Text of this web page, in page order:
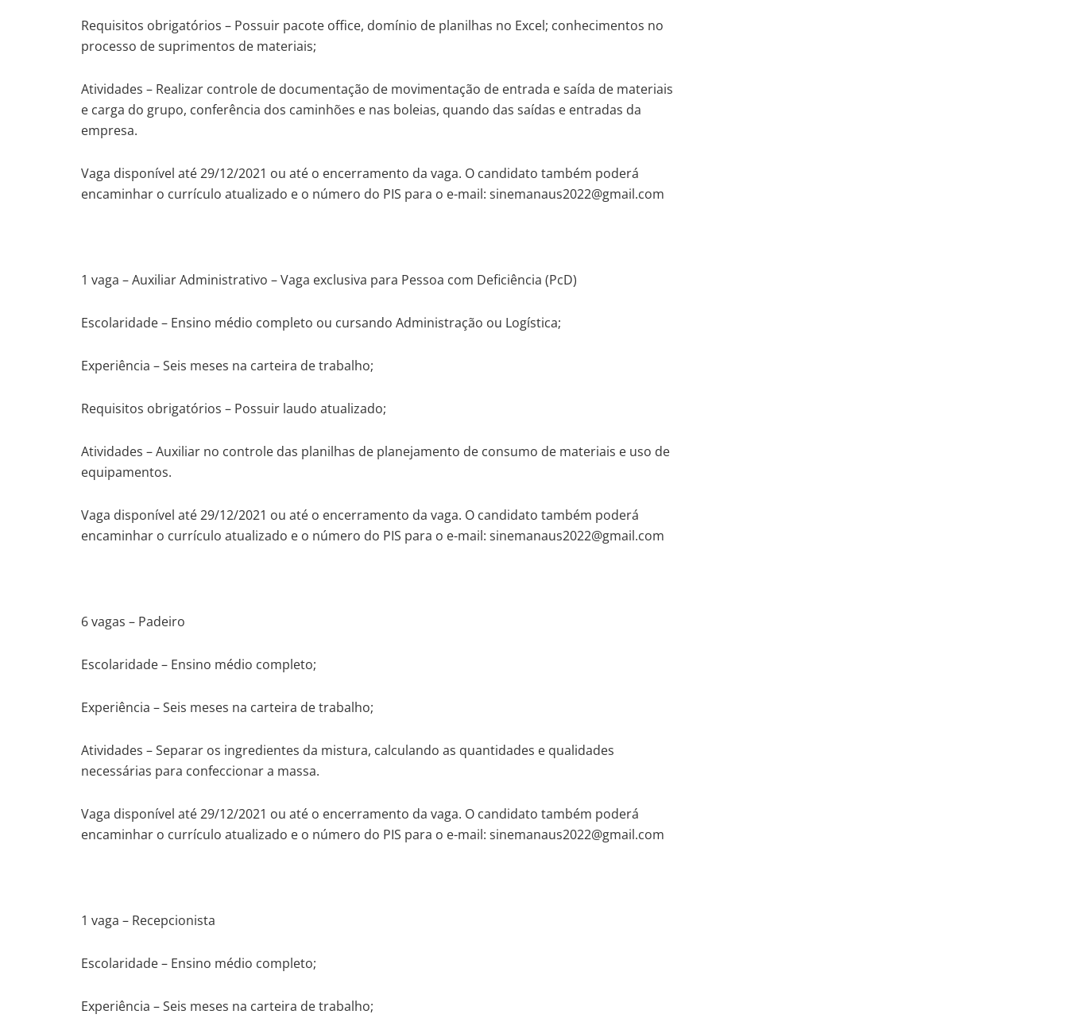
Requisitos obrigatórios – Possuir pacote office, domínio de planilhas no Excel; conhecimentos no
processo de suprimentos de materiais;
Atividades – Realizar controle de documentação de movimentação de entrada e saída de materiais
e carga do grupo, conferência dos caminhões e nas boleias, quando das saídas e entradas da
empresa.
Vaga disponível até 29/12/2021 ou até o encerramento da vaga. O candidato também poderá
encaminhar o currículo atualizado e o número do PIS para o e-mail: sinemanaus2022@gmail.com
1 vaga – Auxiliar Administrativo – Vaga exclusiva para Pessoa com Deficiência (PcD)
Escolaridade – Ensino médio completo ou cursando Administração ou Logística;
Experiência – Seis meses na carteira de trabalho;
Requisitos obrigatórios – Possuir laudo atualizado;
Atividades – Auxiliar no controle das planilhas de planejamento de consumo de materiais e uso de
equipamentos.
Vaga disponível até 29/12/2021 ou até o encerramento da vaga. O candidato também poderá
encaminhar o currículo atualizado e o número do PIS para o e-mail: sinemanaus2022@gmail.com
6 vagas – Padeiro
Escolaridade – Ensino médio completo;
Experiência – Seis meses na carteira de trabalho;
Atividades – Separar os ingredientes da mistura, calculando as quantidades e qualidades
necessárias para confeccionar a massa.
Vaga disponível até 29/12/2021 ou até o encerramento da vaga. O candidato também poderá
encaminhar o currículo atualizado e o número do PIS para o e-mail: sinemanaus2022@gmail.com
1 vaga – Recepcionista
Escolaridade – Ensino médio completo;
Experiência – Seis meses na carteira de trabalho;